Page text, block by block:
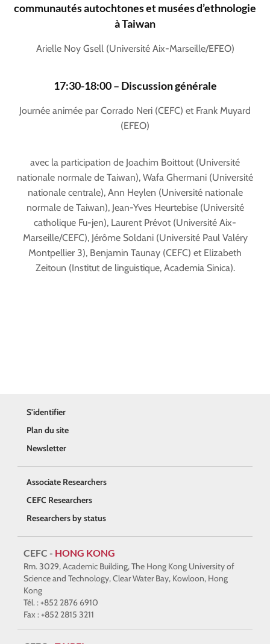
communautés autochtones et musées d’ethnologie
à Taiwan
Arielle Noy Gsell (Université Aix-Marseille/EFEO)
17:30-18:00 – Discussion générale
Journée animée par Corrado Neri (CEFC) et Frank Muyard
(EFEO)
avec la participation de Joachim Boittout (Université
nationale normale de Taiwan), Wafa Ghermani (Université
nationale centrale), Ann Heylen (Université nationale
normale de Taiwan), Jean-Yves Heurtebise (Université
catholique Fu-jen), Laurent Prévot (Université Aix-
Marseille/CEFC), Jérôme Soldani (Université Paul Valéry
Montpellier 3), Benjamin Taunay (CEFC) et Elizabeth
Zeitoun (Institut de linguistique, Academia Sinica).
S'identifier
Plan du site
Newsletter
Associate Researchers
CEFC Researchers
Researchers by status
CEFC - HONG KONG
Rm. 3029, Academic Building, The Hong Kong University of
Science and Technology, Clear Water Bay, Kowloon, Hong
Kong
Tél. : +852 2876 6910
Fax : +852 2815 3211